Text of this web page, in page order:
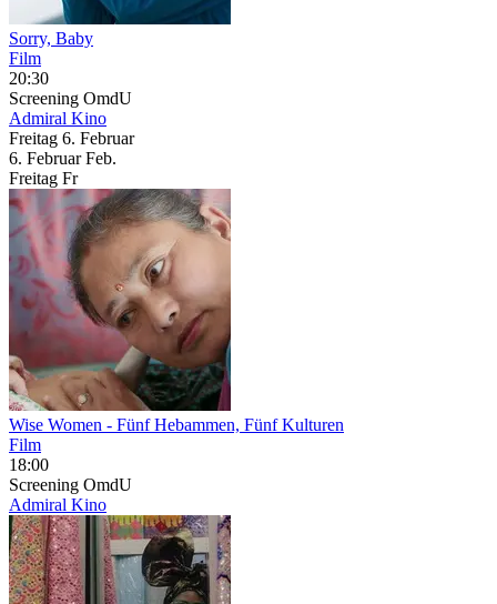
Sorry, Baby
Film
20:30
Screening OmdU
Admiral Kino
Freitag 6. Februar
6. Februar Feb.
Freitag Fr
Wise Women - Fünf Hebammen, Fünf Kulturen
Film
18:00
Screening OmdU
Admiral Kino